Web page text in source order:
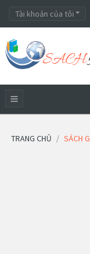
Tài khoản của tôi
TRANG CHỦ SÁCH